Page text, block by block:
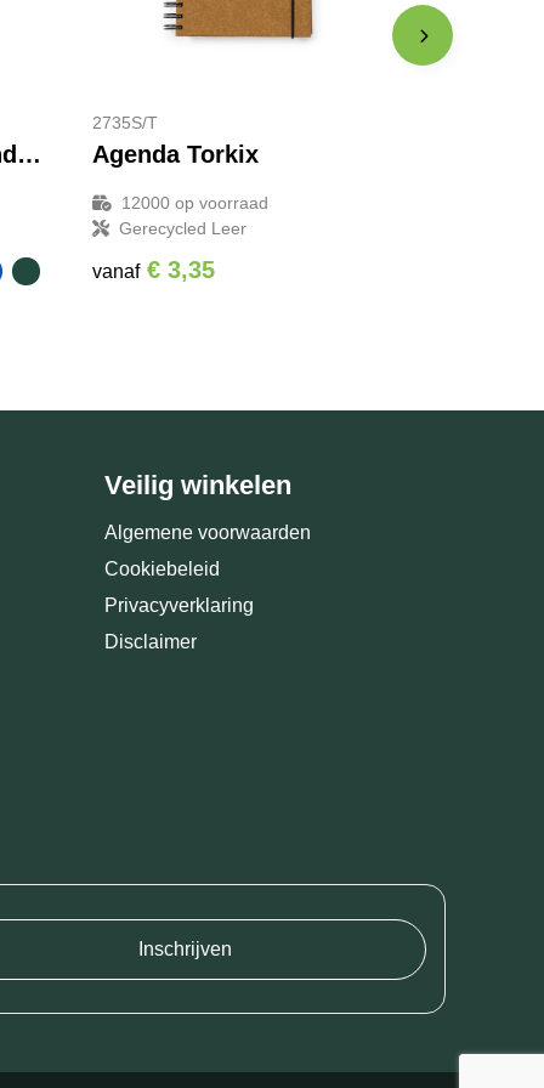
Moleskine week-agenda voor 12 maanden met harde kaft L
2735S/T
Agenda Torkix
12000 op voorraad
Gerecycled Leer
vanaf € 3,35
Veilig winkelen
Algemene voorwaarden
Cookiebeleid
Privacyverklaring
Disclaimer
Inschrijven